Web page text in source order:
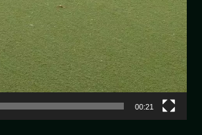
00:21